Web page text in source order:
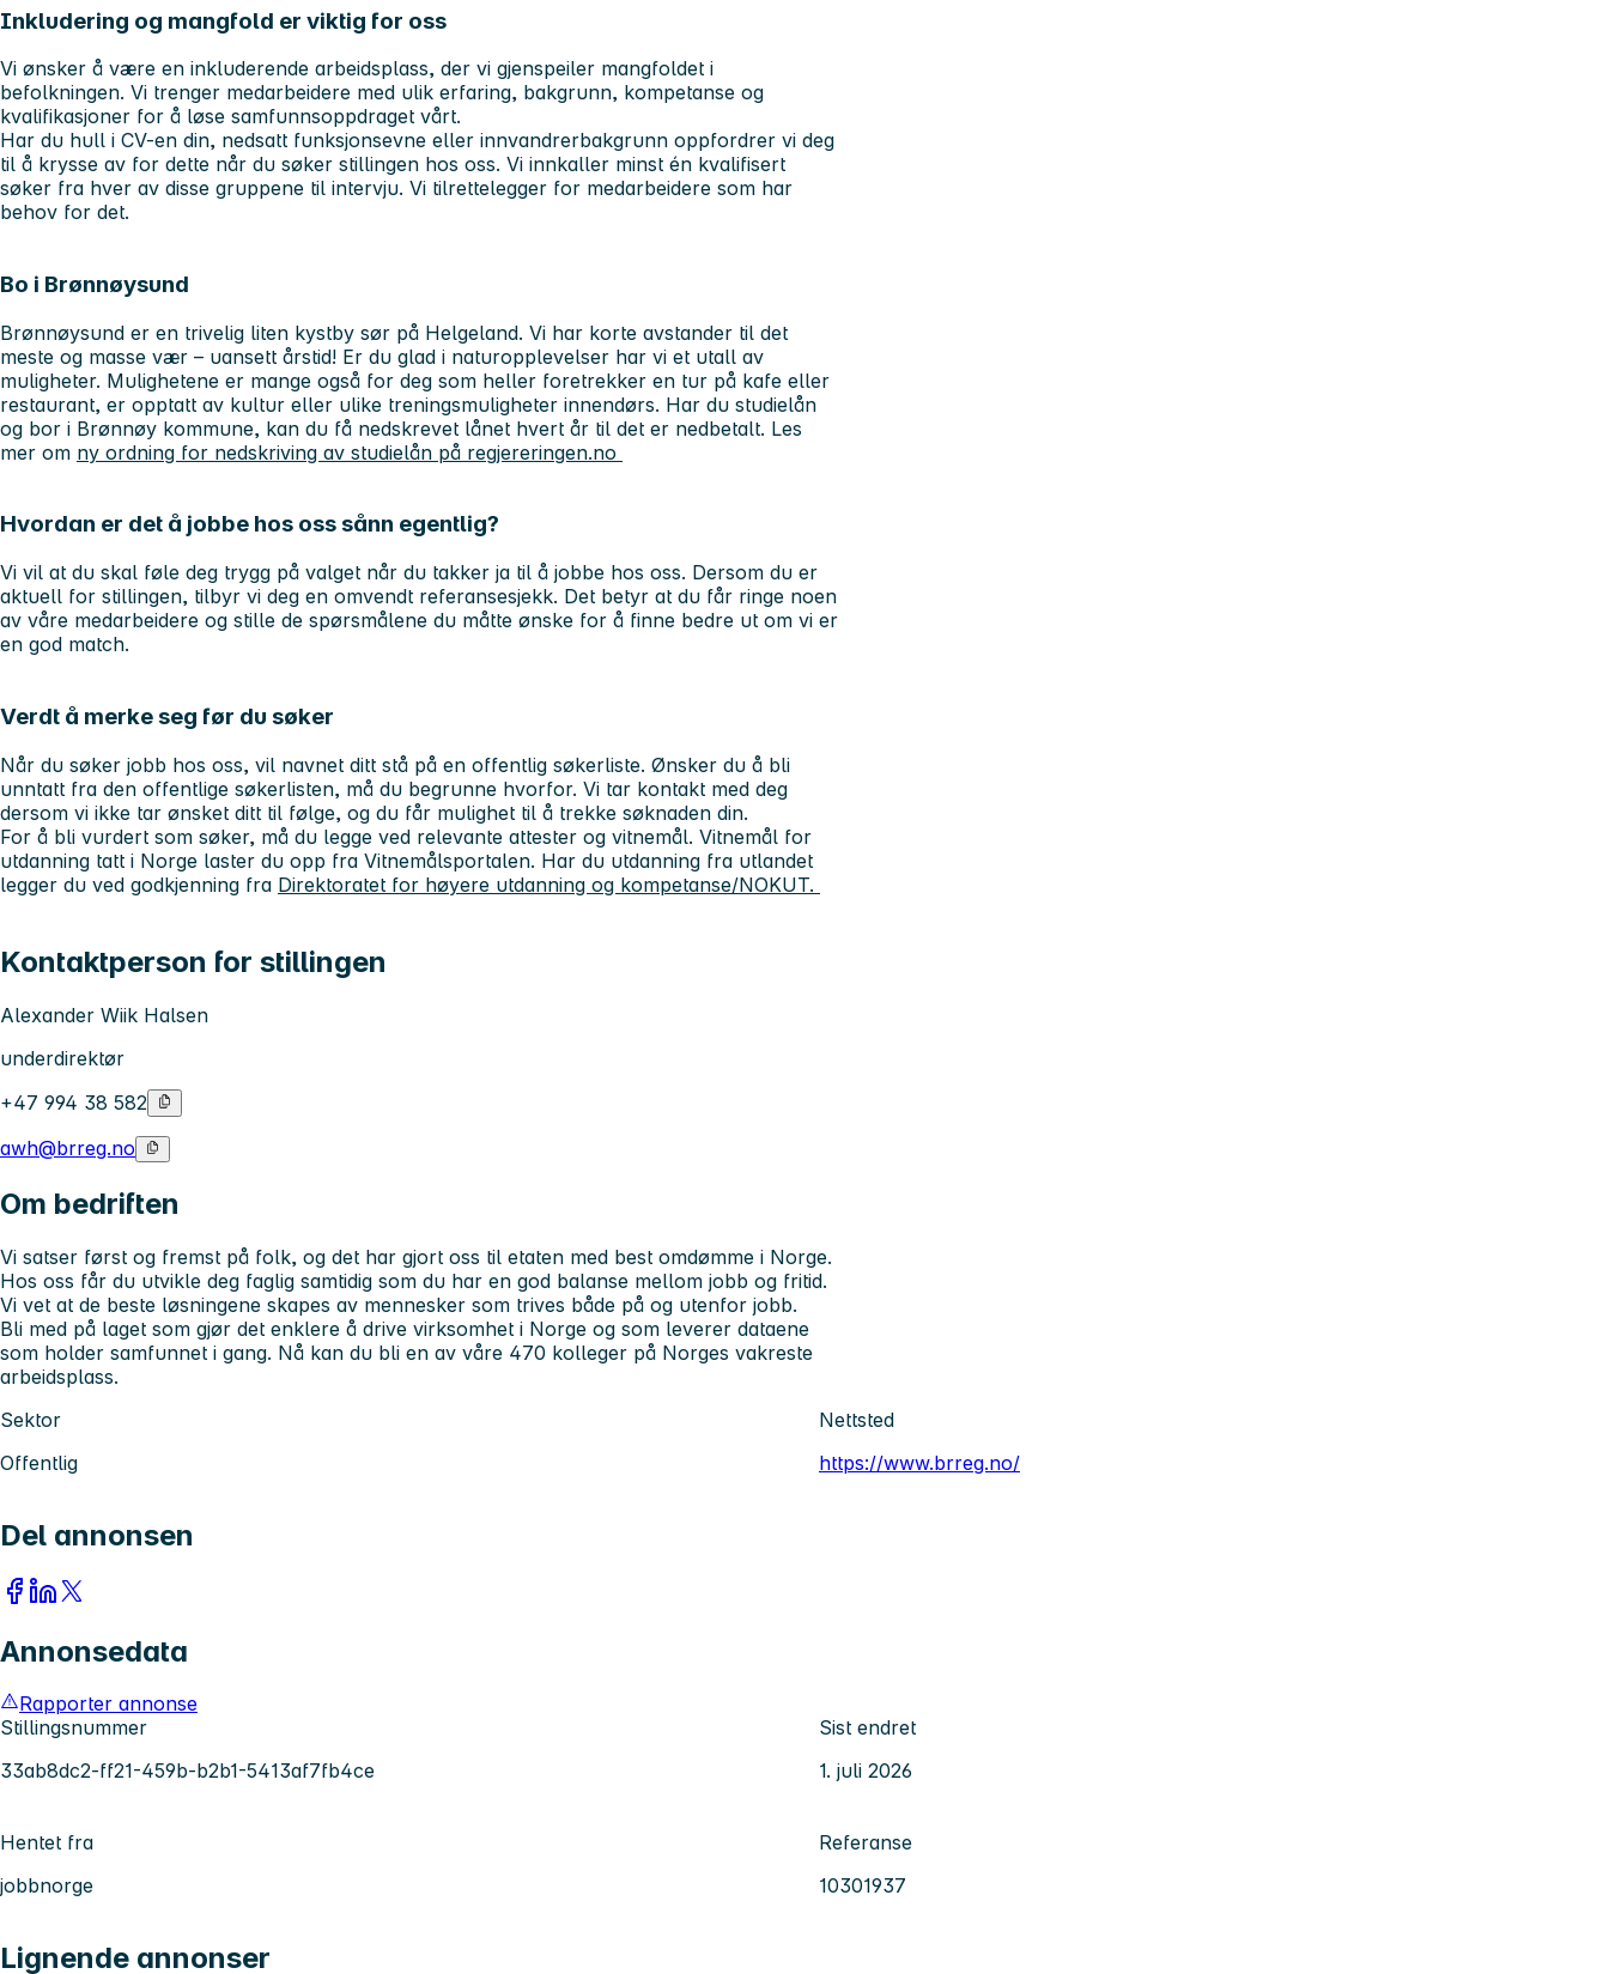
Inkludering og mangfold er viktig for oss
Vi ønsker å være en inkluderende arbeidsplass, der vi gjenspeiler mangfoldet i
befolkningen. Vi trenger medarbeidere med ulik erfaring, bakgrunn, kompetanse og
kvalifikasjoner for å løse samfunnsoppdraget vårt.
Har du hull i CV-en din, nedsatt funksjonsevne eller innvandrerbakgrunn oppfordrer vi deg
til å krysse av for dette når du søker stillingen hos oss. Vi innkaller minst én kvalifisert
søker fra hver av disse gruppene til intervju. Vi tilrettelegger for medarbeidere som har
behov for det.
Bo i Brønnøysund
Brønnøysund er en trivelig liten kystby sør på Helgeland. Vi har korte avstander til det
meste og masse vær – uansett årstid! Er du glad i naturopplevelser har vi et utall av
muligheter. Mulighetene er mange også for deg som heller foretrekker en tur på kafe eller
restaurant, er opptatt av kultur eller ulike treningsmuligheter innendørs. Har du studielån
og bor i Brønnøy kommune, kan du få nedskrevet lånet hvert år til det er nedbetalt. Les
mer om ny ordning for nedskriving av studielån på regjereringen.no
Hvordan er det å jobbe hos oss sånn egentlig?
Vi vil at du skal føle deg trygg på valget når du takker ja til å jobbe hos oss. Dersom du er
aktuell for stillingen, tilbyr vi deg en omvendt referansesjekk. Det betyr at du får ringe noen
av våre medarbeidere og stille de spørsmålene du måtte ønske for å finne bedre ut om vi er
en god match.
Verdt å merke seg før du søker
Når du søker jobb hos oss, vil navnet ditt stå på en offentlig søkerliste. Ønsker du å bli
unntatt fra den offentlige søkerlisten, må du begrunne hvorfor. Vi tar kontakt med deg
dersom vi ikke tar ønsket ditt til følge, og du får mulighet til å trekke søknaden din.
For å bli vurdert som søker, må du legge ved relevante attester og vitnemål. Vitnemål for
utdanning tatt i Norge laster du opp fra Vitnemålsportalen. Har du utdanning fra utlandet
legger du ved godkjenning fra Direktoratet for høyere utdanning og kompetanse/NOKUT.
Kontaktperson for stillingen
Alexander Wiik Halsen
underdirektør
+47 994 38 582
awh@brreg.no
Om bedriften
Vi satser først og fremst på folk, og det har gjort oss til etaten med best omdømme i Norge.
Hos oss får du utvikle deg faglig samtidig som du har en god balanse mellom jobb og fritid.
Vi vet at de beste løsningene skapes av mennesker som trives både på og utenfor jobb.
Bli med på laget som gjør det enklere å drive virksomhet i Norge og som leverer dataene
som holder samfunnet i gang. Nå kan du bli en av våre 470 kolleger på Norges vakreste
arbeidsplass.
Sektor
Offentlig
Nettsted
https://www.brreg.no/
Del annonsen
Annonsedata
Rapporter annonse
Stillingsnummer
33ab8dc2-ff21-459b-b2b1-5413af7fb4ce
Sist endret
1. juli 2026
Hentet fra
jobbnorge
Referanse
10301937
Lignende annonser